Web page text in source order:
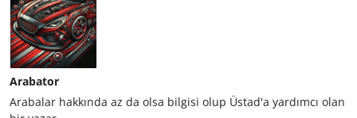
Arabator
Arabalar hakkında az da olsa bilgisi olup Üstad'a yardımcı olan